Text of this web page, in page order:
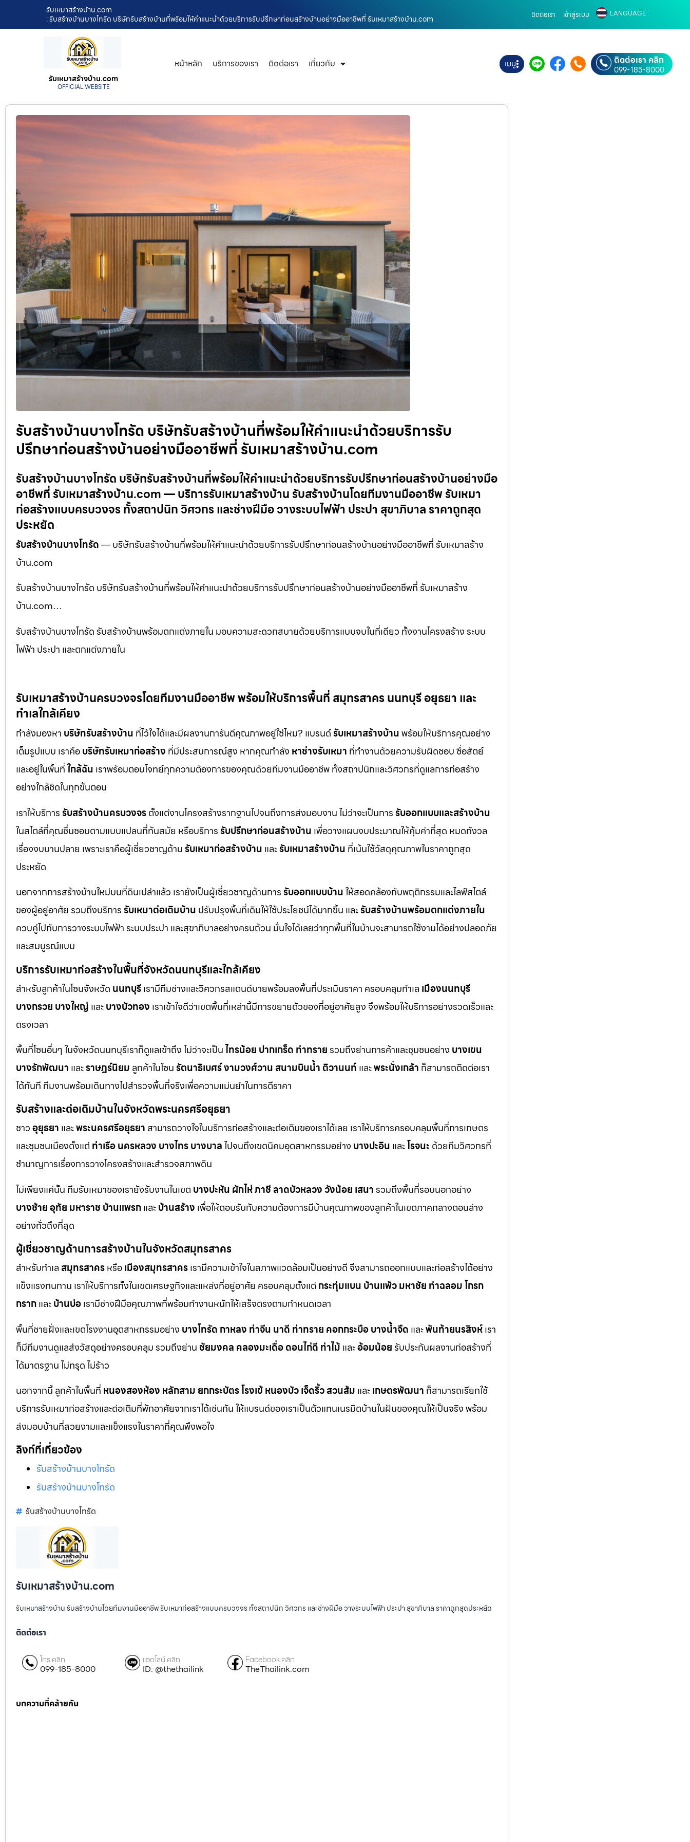
รับเหมาสร้างบ้าน.com
: รับสร้างบ้านบางโทรัด บริษัทรับสร้างบ้านที่พร้อมให้คำแนะนำด้วยบริการรับปรึกษาก่อนสร้างบ้านอย่างมืออาชีพที่ รับเหมาสร้างบ้าน.com
ติดต่อเรา เข้าสู่ระบบ LANGUAGE
รับเหมาสร้างบ้าน.com
OFFICIAL WEBSITE
หน้าหลัก บริการของเรา ติดต่อเรา เกี่ยวกับ เมนู ติดต่อเรา คลิก
099-185-8000
รับสร้างบ้านบางโทรัด บริษัทรับสร้างบ้านที่พร้อมให้คำแนะนำด้วยบริการรับ
ปรึกษาก่อนสร้างบ้านอย่างมืออาชีพที่ รับเหมาสร้างบ้าน.com
รับสร้างบ้านบางโทรัด บริษัทรับสร้างบ้านที่พร้อมให้คำแนะนำด้วยบริการรับปรึกษาก่อนสร้างบ้านอย่างมือ
อาชีพที่ รับเหมาสร้างบ้าน.com — บริการรับเหมาสร้างบ้าน รับสร้างบ้านโดยทีมงานมืออาชีพ รับเหมา
ก่อสร้างแบบครบวงจร ทั้งสถาปนิก วิศวกร และช่างฝีมือ วางระบบไฟฟ้า ประปา สุขาภิบาล ราคาถูกสุด
ประหยัด
รับสร้างบ้านบางโทรัด— บริษัทรับสร้างบ้านที่พร้อมให้คำแนะนำด้วยบริการรับปรึกษาก่อนสร้างบ้านอย่างมืออาชีพที่ รับเหมาสร้าง
บ้าน.com
รับสร้างบ้านบางโทรัด บริษัทรับสร้างบ้านที่พร้อมให้คำแนะนำด้วยบริการรับปรึกษาก่อนสร้างบ้านอย่างมืออาชีพที่ รับเหมาสร้าง
บ้าน.com…
รับสร้างบ้านบางโทรัด รับสร้างบ้านพร้อมตกแต่งภายใน มอบความสะดวกสบายด้วยบริการแบบจบในที่เดียว ทั้งงานโครงสร้าง ระบบ
ไฟฟ้า ประปา และตกแต่งภายใน
รับเหมาสร้างบ้านครบวงจรโดยทีมงานมืออาชีพ พร้อมให้บริการพื้นที่ สมุทรสาคร นนทบุรี อยุธยา และ
ทำเลใกล้เคียง
กำลังมองหา บริษัทรับสร้างบ้าน ที่ไว้ใจได้และมีผลงานการันตีคุณภาพอยู่ใช่ไหม? แบรนด์รับเหมาสร้างบ้านพร้อมให้บริการคุณอย่าง
เต็มรูปแบบ เราคือบริษัทรับเหมาก่อสร้าง ที่มีประสบการณ์สูง หากคุณกำลัง หาช่างรับเหมา ที่ทำงานด้วยความรับผิดชอบ ซื่อสัตย์
และอยู่ในพื้นที่ใกล้ฉัน เราพร้อมตอบโจทย์ทุกความต้องการของคุณด้วยทีมงานมืออาชีพ ทั้งสถาปนิกและวิศวกรที่ดูแลการก่อสร้าง
อย่างใกล้ชิดในทุกขั้นตอน
เราให้บริการรับสร้างบ้านครบวงจรตั้งแต่งานโครงสร้างรากฐานไปจนถึงการส่งมอบงาน ไม่ว่าจะเป็นการรับออกแบบและสร้างบ้าน
ในสไตล์ที่คุณชื่นชอบตามแบบแปลนที่ทันสมัย หรือบริการรับปรึกษาก่อนสร้างบ้าน เพื่อวางแผนงบประมาณให้คุ้มค่าที่สุด หมดกังวล
เรื่องงบบานปลาย เพราะเราคือผู้เชี่ยวชาญด้านรับเหมาก่อสร้างบ้าน และรับเหมาสร้างบ้าน ที่เน้นใช้วัสดุคุณภาพในราคาถูกสุด
ประหยัด
นอกจากการสร้างบ้านใหม่บนที่ดินเปล่าแล้ว เรายังเป็นผู้เชี่ยวชาญด้านการรับออกแบบบ้านให้สอดคล้องกับพฤติกรรมและไลฟ์สไตล์
ของผู้อยู่อาศัย รวมถึงบริการรับเหมาต่อเติมบ้าน ปรับปรุงพื้นที่เดิมให้ใช้ประโยชน์ได้มากขึ้น และรับสร้างบ้านพร้อมตกแต่งภายใน
ควบคู่ไปกับการวางระบบไฟฟ้า ระบบประปา และสุขาภิบาลอย่างครบถ้วน มั่นใจได้เลยว่าทุกพื้นที่ในบ้านจะสามารถใช้งานได้อย่างปลอดภัย
และสมบูรณ์แบบ
บริการรับเหมาก่อสร้างในพื้นที่จังหวัดนนทบุรีและใกล้เคียง
สำหรับลูกค้าในโซนจังหวัด นนทบุรีเรามีทีมช่างและวิศวกรสแตนด์บายพร้อมลงพื้นที่ประเมินราคา ครอบคลุมทำเล เมืองนนทบุรี
บางกรวย บางใหญ่ และบางบัวทอง เราเข้าใจดีว่าเขตพื้นที่เหล่านี้มีการขยายตัวของที่อยู่อาศัยสูง จึงพร้อมให้บริการอย่างรวดเร็วและ
ตรงเวลา
พื้นที่โซนอื่นๆ ในจังหวัดนนทบุรีเราก็ดูแลเข้าถึง ไม่ว่าจะเป็นไทรน้อย ปากเกร็ด ท่าทรายรวมถึงย่านการค้าและชุมชนอย่าง บางเขน
บางรักพัฒนา และราษฎร์นิยม ลูกค้าในโซนรัตนาธิเบศร์งามวงศ์วาน สนามบินน้ำ ติวานนท์ และพระนั่งเกล้า ก็สามารถติดต่อเรา
ได้ทันที ทีมงานพร้อมเดินทางไปสำรวจพื้นที่จริงเพื่อความแม่นยำในการตีราคา
รับสร้างและต่อเติมบ้านในจังหวัดพระนครศรีอยุธยา
ชาวอุยุธยา และพระนครศรีอยุธยา สามารถวางใจในบริการก่อสร้างและต่อเติมของเราได้เลย เราให้บริการครอบคลุมพื้นที่การเกษตร
และชุมชนเมืองตั้งแต่ ท่าเรือนครหลวง บางไทรบางบาลไปจนถึงเขตนิคมอุตสาหกรรมอย่าง บางปะอิน และโรจนะ ด้วยทีมวิศวกรที่
ชำนาญการเรื่องการวางโครงสร้างและสำรวจสภาพดิน
ไม่เพียงแค่นั้น ทีมรับเหมาของเรายังรับงานในเขต บางปะหัน ผักไห่ภาชี ลาดบัวหลวงวังน้อย เสนารวมถึงพื้นที่รอบนอกอย่าง
บางซ้ายอุทัย มหาราช บ้านแพรกและบ้านสร้าง เพื่อให้ตอบรับกับความต้องการมีบ้านคุณภาพของลูกค้าในเขตภาคกลางตอนล่าง
อย่างทั่วถึงที่สุด
ผู้เชี่ยวชาญด้านการสร้างบ้านในจังหวัดสมุทรสาคร
สำหรับทำเล สมุทรสาครหรือเมืองสมุทรสาครเรามีความเข้าใจในสภาพแวดล้อมเป็นอย่างดี จึงสามารถออกแบบและก่อสร้างได้อย่าง
แข็งแรงทนทาน เราให้บริการทั้งในเขตเศรษฐกิจและแหล่งที่อยู่อาศัย ครอบคลุมตั้งแต่ กระทุ่มแบน บ้านแพ้วมหาชัย ท่าฉลอมโกรก
กรากและบ้านบ่อเรามีช่างฝีมือคุณภาพที่พร้อมทำงานหนักให้เสร็จตรงตามกำหนดเวลา
พื้นที่ชายฝั่งและเขตโรงงานอุตสาหกรรมอย่าง บางโทรัด กาหลง ท่าจีน นาดี ท่าทราย คอกกระบือบางน้ำจืด และพันท้ายนรสิงห์เรา
ก็มีทีมงานดูแลส่งวัสดุอย่างครอบคลุม รวมถึงย่าน ชัยมงคล คลองมะเดื่อดอนไก่ดี ท่าไม้ และอ้อมน้อยรับประกันผลงานก่อสร้างที่
ได้มาตรฐาน ไม่ทรุด ไม่ร้าว
นอกจากนี้ ลูกค้าในพื้นที่ หนองสองห้อง หลักสาม ยกกระบัตรโรงเข้หนองบัวเจ็ดริ้วสวนส้ม และเกษตรพัฒนา ก็สามารถเรียกใช้
บริการรับเหมาก่อสร้างและต่อเติมที่พักอาศัยจากเราได้เช่นกัน ให้แบรนด์ของเราเป็นตัวแทนเนรมิตบ้านในฝันของคุณให้เป็นจริง พร้อม
ส่งมอบบ้านที่สวยงามและแข็งแรงในราคาที่คุณพึงพอใจ
ลิงก์ที่เกี่ยวข้อง
รับสร้างบ้านบางโทรัด
รับสร้างบ้านบางโทรัด
รับสร้างบ้านบางโทรัด
รับเหมาสร้างบ้าน.com
รับเหมาสร้างบ้าน รับสร้างบ้านโดยทีมงานมืออาชีพ รับเหมาก่อสร้างแบบครบวงจร ทั้งสถาปนิก วิศวกร และช่างฝีมือ วางระบบไฟฟ้า ประปา สุขาภิบาล ราคาถูกสุดประหยัด
ติดต่อเรา
โทร คลิก
099-185-8000
แอดไลน์ คลิก
ID: @thethailink
Facebook คลิก
TheThailink.com
บทความที่คล้ายกัน